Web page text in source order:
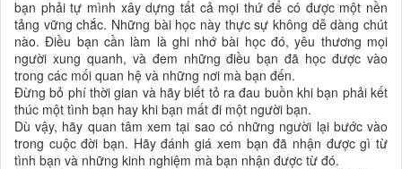
bạn phải tự mình xây dựng tất cả mọi thứ để có được một nền
tảng vững chắc. Những bài học này thực sự không dễ dàng chút
nào. Điều bạn cần làm là ghi nhớ bài học đó, yêu thương mọi
người xung quanh, và đem những điều bạn đã học được vào
trong các mối quan hệ và những nơi mà bạn đến.
Đừng bỏ phí thời gian và hãy biết tỏ ra đau buồn khi bạn phải kết
thúc một tình bạn hay khi bạn mất đi một người bạn.
Dù vậy, hãy quan tâm xem tại sao có những người lại bước vào
trong cuộc đời bạn. Hãy đánh giá xem bạn đã nhận được gì từ
tình bạn và những kinh nghiệm mà bạn nhận được từ đó.